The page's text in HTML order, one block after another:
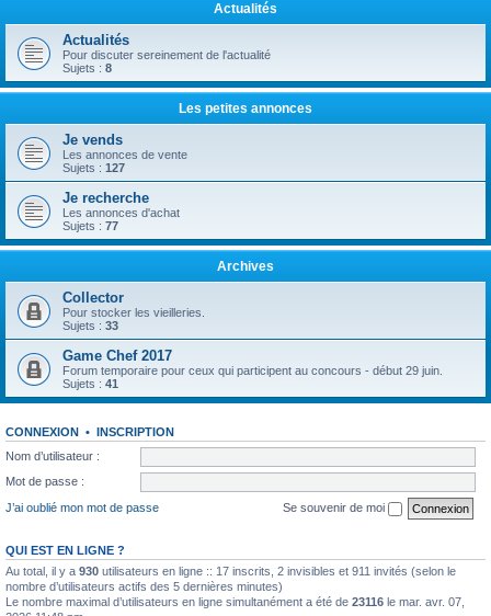
Actualités
Actualités
Pour discuter sereinement de l'actualité
Sujets : 8
Les petites annonces
Je vends
Les annonces de vente
Sujets : 127
Je recherche
Les annonces d'achat
Sujets : 77
Archives
Collector
Pour stocker les vieilleries.
Sujets : 33
Game Chef 2017
Forum temporaire pour ceux qui participent au concours - début 29 juin.
Sujets : 41
CONNEXION • INSCRIPTION
Nom d’utilisateur :
Mot de passe :
J’ai oublié mon mot de passe
Se souvenir de moi
QUI EST EN LIGNE ?
Au total, il y a 930 utilisateurs en ligne :: 17 inscrits, 2 invisibles et 911 invités (selon le
nombre d’utilisateurs actifs des 5 dernières minutes)
Le nombre maximal d’utilisateurs en ligne simultanément a été de 23116 le mar. avr. 07,